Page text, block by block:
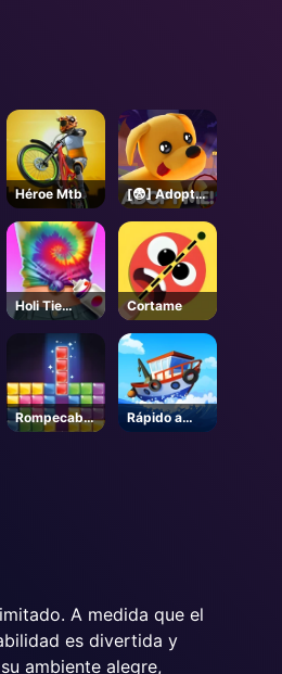
Héroe Mtb
[😨] Adopt
Me! - Roblox
Holi Tie
colorante
Cortame
Rompecabe
zas de joyas
Rápido a
bordo
A medida que el
es divertida y
ambiente alegre,